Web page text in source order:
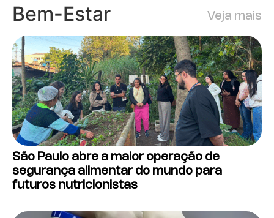
Bem-Estar Veja mais
São Paulo abre a maior operação de
segurança alimentar do mundo para
futuros nutricionistas